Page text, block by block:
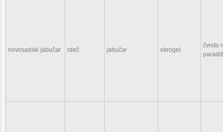
novosadski jabučar rdeč jabučar okrogel
čvrsto